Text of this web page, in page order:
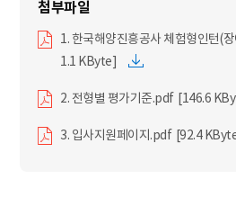
1. 한국해양진흥공사 체험형인턴(
1.1 KByte]
2. 전형별 평가기준.pdf [146.6
3. 입사지원페이지.pdf [92.4